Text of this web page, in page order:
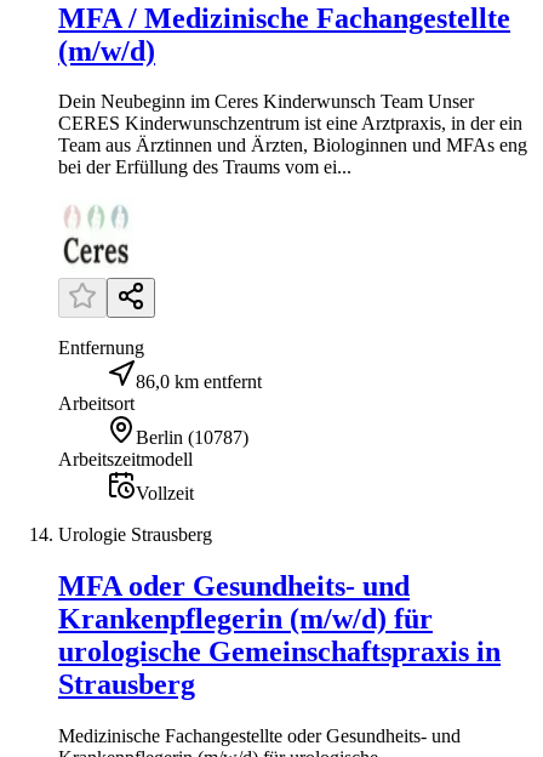
MFA / Medizinische Fachangestellte
(m/w/d)
Dein Neubeginn im Ceres Kinderwunsch Team Unser
CERES Kinderwunschzentrum ist eine Arztpraxis, in der ein
Team aus Ärztinnen und Ärzten, Biologinnen und MFAs eng
bei der Erfüllung des Traums vom ei...
Entfernung
86,0 km entfernt
Arbeitsort
Berlin (10787)
Arbeitszeitmodell
Vollzeit
Urologie Strausberg
MFA oder Gesundheits- und
Krankenpflegerin (m/w/d) für
urologische Gemeinschaftspraxis in
Strausberg
Medizinische Fachangestellte oder Gesundheits- und